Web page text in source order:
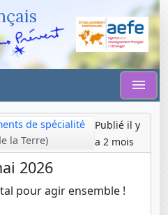
de spécialité
la Terre)
Publié il y
a 2 mois
2026
pour agir ensemble !